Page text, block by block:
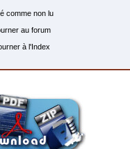
comme non lu
au forum
à l'Index